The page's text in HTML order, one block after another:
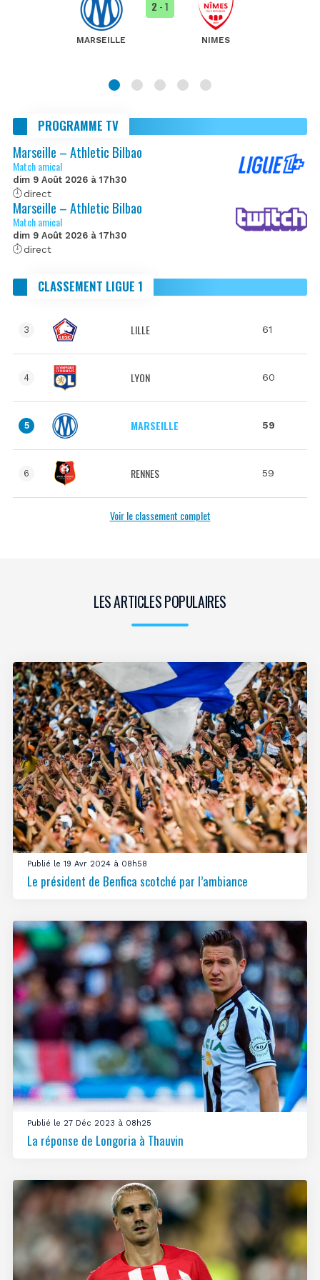
MARSEILLE
2 - 1
NIMES
PROGRAMME TV
Marseille – Athletic Bilbao
Match amical
dim 9 Août 2026 à 17h30
direct
Marseille – Athletic Bilbao
Match amical
dim 9 Août 2026 à 17h30
direct
CLASSEMENT LIGUE 1
3 LILLE 61
4 LYON 60
5 MARSEILLE 59
6 RENNES 59
Voir le classement complet
LES ARTICLES POPULAIRES
Publié le 19 Avr 2024 à 08h58
Le président de Benfica scotché par l’ambiance
Publié le 27 Déc 2023 à 08h25
La réponse de Longoria à Thauvin